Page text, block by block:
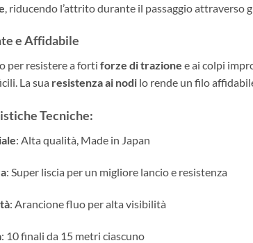
, riducendo l’attrito durante il passaggio attraverso
e Affidabile
per resistere a forti forze di trazione e ai colpi
La sua resistenza ai nodi lo rende un filo
Tecniche:
: Alta qualità, Made in Japan
: Super liscia per un migliore lancio e resistenza
: Arancione fluo per alta visibilità
: 10 finali da 15 metri ciascuno